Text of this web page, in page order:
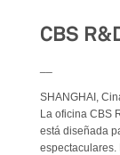
CBS
SHANGHAI,
La oficina CBS
está diseñada
espectaculares.